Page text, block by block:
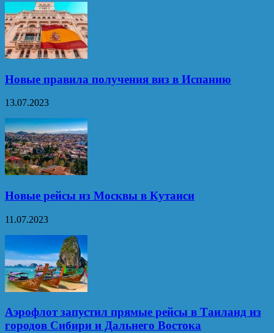
Новые правила получения виз в Испанию
13.07.2023
Новые рейсы из Москвы в Кутаиси
11.07.2023
Аэрофлот запустил прямые рейсы в Таиланд из
городов Сибири и Дальнего Востока